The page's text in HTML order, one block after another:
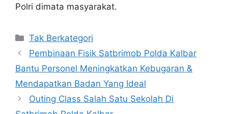
Polri dimata masyarakat.
Kategori
Tak Berkategori
Pembinaan Fisik Satbrimob Polda Kalbar
Bantu Personel Meningkatkan Kebugaran &
Mendapatkan Badan Yang Ideal
Outing Class Salah Satu Sekolah Di